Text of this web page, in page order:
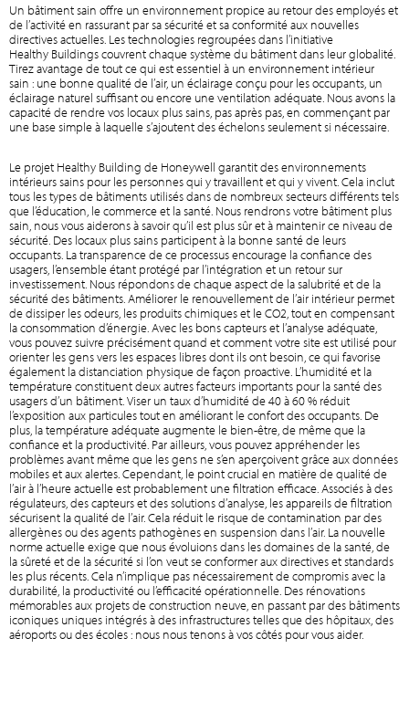
Un bâtiment sain offre un environnement propice au retour des employés et
de l’activité en rassurant par sa sécurité et sa conformité aux nouvelles
directives actuelles. Les technologies regroupées dans l’initiative
Healthy Buildings couvrent chaque système du bâtiment dans leur globalité.
Tirez avantage de tout ce qui est essentiel à un environnement intérieur
sain : une bonne qualité de l’air, un éclairage conçu pour les occupants, un
éclairage naturel suffisant ou encore une ventilation adéquate. Nous avons la
capacité de rendre vos locaux plus sains, pas après pas, en commençant par
une base simple à laquelle s’ajoutent des échelons seulement si nécessaire.
Le projet Healthy Building de Honeywell garantit des environnements
intérieurs sains pour les personnes qui y travaillent et qui y vivent. Cela inclut
tous les types de bâtiments utilisés dans de nombreux secteurs différents tels
que l’éducation, le commerce et la santé. Nous rendrons votre bâtiment plus
sain, nous vous aiderons à savoir qu’il est plus sûr et à maintenir ce niveau de
sécurité. Des locaux plus sains participent à la bonne santé de leurs
occupants. La transparence de ce processus encourage la confiance des
usagers, l’ensemble étant protégé par l’intégration et un retour sur
investissement. Nous répondons de chaque aspect de la salubrité et de la
sécurité des bâtiments. Améliorer le renouvellement de l’air intérieur permet
de dissiper les odeurs, les produits chimiques et le CO2, tout en compensant
la consommation d’énergie. Avec les bons capteurs et l’analyse adéquate,
vous pouvez suivre précisément quand et comment votre site est utilisé pour
orienter les gens vers les espaces libres dont ils ont besoin, ce qui favorise
également la distanciation physique de façon proactive. L’humidité et la
température constituent deux autres facteurs importants pour la santé des
usagers d’un bâtiment. Viser un taux d’humidité de 40 à 60 % réduit
l’exposition aux particules tout en améliorant le confort des occupants. De
plus, la température adéquate augmente le bien-être, de même que la
confiance et la productivité. Par ailleurs, vous pouvez appréhender les
problèmes avant même que les gens ne s’en aperçoivent grâce aux données
mobiles et aux alertes. Cependant, le point crucial en matière de qualité de
l’air à l’heure actuelle est probablement une filtration efficace. Associés à des
régulateurs, des capteurs et des solutions d’analyse, les appareils de filtration
sécurisent la qualité de l’air. Cela réduit le risque de contamination par des
allergènes ou des agents pathogènes en suspension dans l’air. La nouvelle
norme actuelle exige que nous évoluions dans les domaines de la santé, de
la sûreté et de la sécurité si l’on veut se conformer aux directives et standards
les plus récents. Cela n’implique pas nécessairement de compromis avec la
durabilité, la productivité ou l’efficacité opérationnelle. Des rénovations
mémorables aux projets de construction neuve, en passant par des bâtiments
iconiques uniques intégrés à des infrastructures telles que des hôpitaux, des
aéroports ou des écoles : nous nous tenons à vos côtés pour vous aider.